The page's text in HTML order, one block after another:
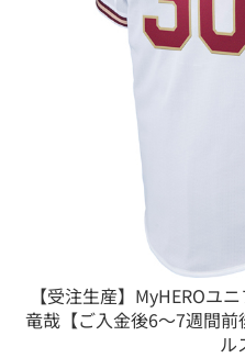
【受注生産】MyHEROユ
竜哉【ご入金後6～7週間
ル